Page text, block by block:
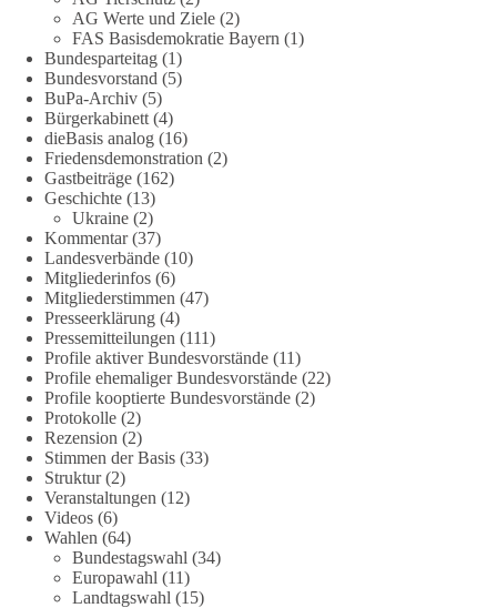
Deutschland in der NATO eine Führungsrolle übernimmt, zur
stärksten konventionellen Armee Europas werden soll und
über die Verteidigungsbereitschaft hinaus aufrüstet.
Wie siehst du das? Mach jetzt bei unserer Umfrage mit und sag
uns deine Meinung:
point_righthttps://diebasis-he.de/umfrage-des-monats-august-
2026/point_left
🟩🟩🟦🟦🟥🟥🟧🟧
Quelle:#section-6092974" target="_blank"
rel="noreferrer">https://www.bmvg.de/de/grundlagendokume
nte-strategische-ausrichtung#section
#dieBasis #Umfrage #Verteidigung #Bundeswehr
659 669 26
DieBasis
23 Stunden zuvor
💧 Wasser ist kein globales Experiment
AG Werte und Ziele (2)
FAS Basisdemokratie Bayern (1)
Bundesparteitag (1)
Bundesvorstand (5)
BuPa-Archiv (5)
Bürgerkabinett (4)
dieBasis analog (16)
Friedensdemonstration (2)
Gastbeiträge (162)
Geschichte (13)
Ukraine (2)
Kommentar(37)
Landesverbände (10)
Mitgliederinfos (6)
Mitgliederstimmen (47)
Presseerklärung (4)
Pressemitteilungen (111)
Profile aktiver Bundesvorstände (11)
Profile ehemaliger Bundesvorstände (22)
Profile kooptierte Bundesvorstände (2)
Protokolle (2)
Rezension (2)
Stimmen der Basis (33)
Struktur(2)
Veranstaltungen (12)
Videos (6)
Wahlen (64)
Bundestagswahl (34)
Europawahl (11)
Landtagswahl (15)